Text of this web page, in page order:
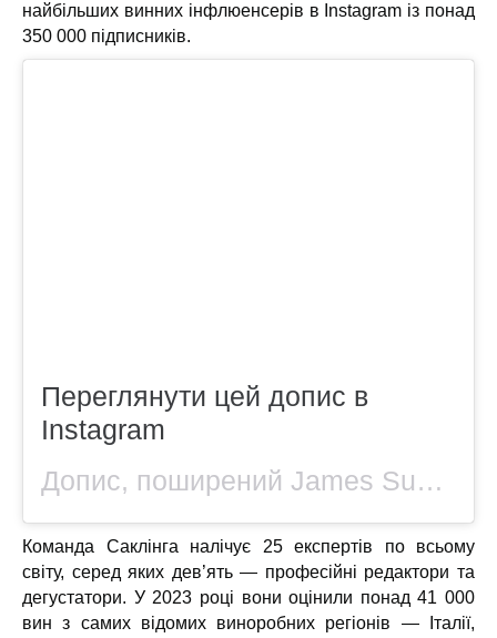
найбільших винних інфлюенсерів в Instagram із понад
350 000 підписників.
Переглянути цей допис в
Instagram
Допис, поширений James Suckling — Wine Ratings (@james.suckling)
Команда Саклінга налічує 25 експертів по всьому
світу, серед яких дев’ять — професійні редактори та
дегустатори. У 2023 році вони оцінили понад 41 000
вин з самих відомих виноробних регіонів — Італії,